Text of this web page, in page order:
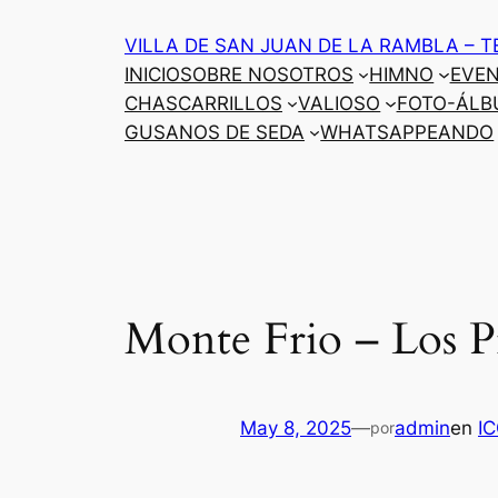
VILLA DE SAN JUAN DE LA RAMBLA –
INICIOSOBRE NOSOTROS HIMNO
CHASCARRILLOS
VALIOSO FOTO-
GUSANOS DE SEDA
WHATSAPPEANDO
Monte Frio – Los
May 8, 2025—poradminen